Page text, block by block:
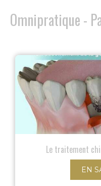
Omnipratique -
Le traitement
EN